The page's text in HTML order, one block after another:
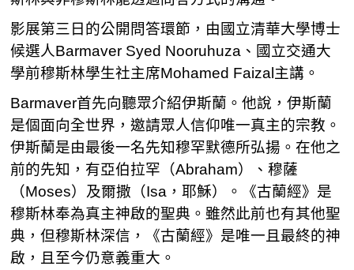
影展第三日的公開問答環節，由國立清華大學博士
候選人Barmaver Syed Nooruhuza、國立交通大
學前穆斯林學生社主席Mohamed Faizal主講。
Barmaver首先向聽眾介紹伊斯蘭。他說，伊斯蘭
是個面向全世界，邀請眾人信仰唯一真主的宗教。
伊斯蘭是由最後一名先知穆罕默德所弘揚。在他之
前的先知，有亞伯拉罕（Abraham）、穆薩
（Moses）及爾撒（Isa，耶穌）。《古蘭經》是
穆斯林奉為真主神啟的聖典。雖然此前也有其他聖
典，但穆斯林深信，《古蘭經》是唯一且最終的神
啟，且至今仍意義重大。